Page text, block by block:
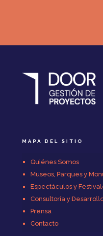
MAPA DEL SITIO
Quiénes Somos
Museos, Parques y
Espectáculos y
Consultoría y
Prensa
Contacto